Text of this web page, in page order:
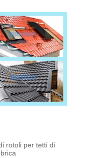
rotoli per tetti di